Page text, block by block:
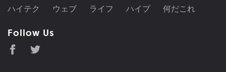
ハイテク ウェブ ライフ ハイプ 何だこれ
Follow Us